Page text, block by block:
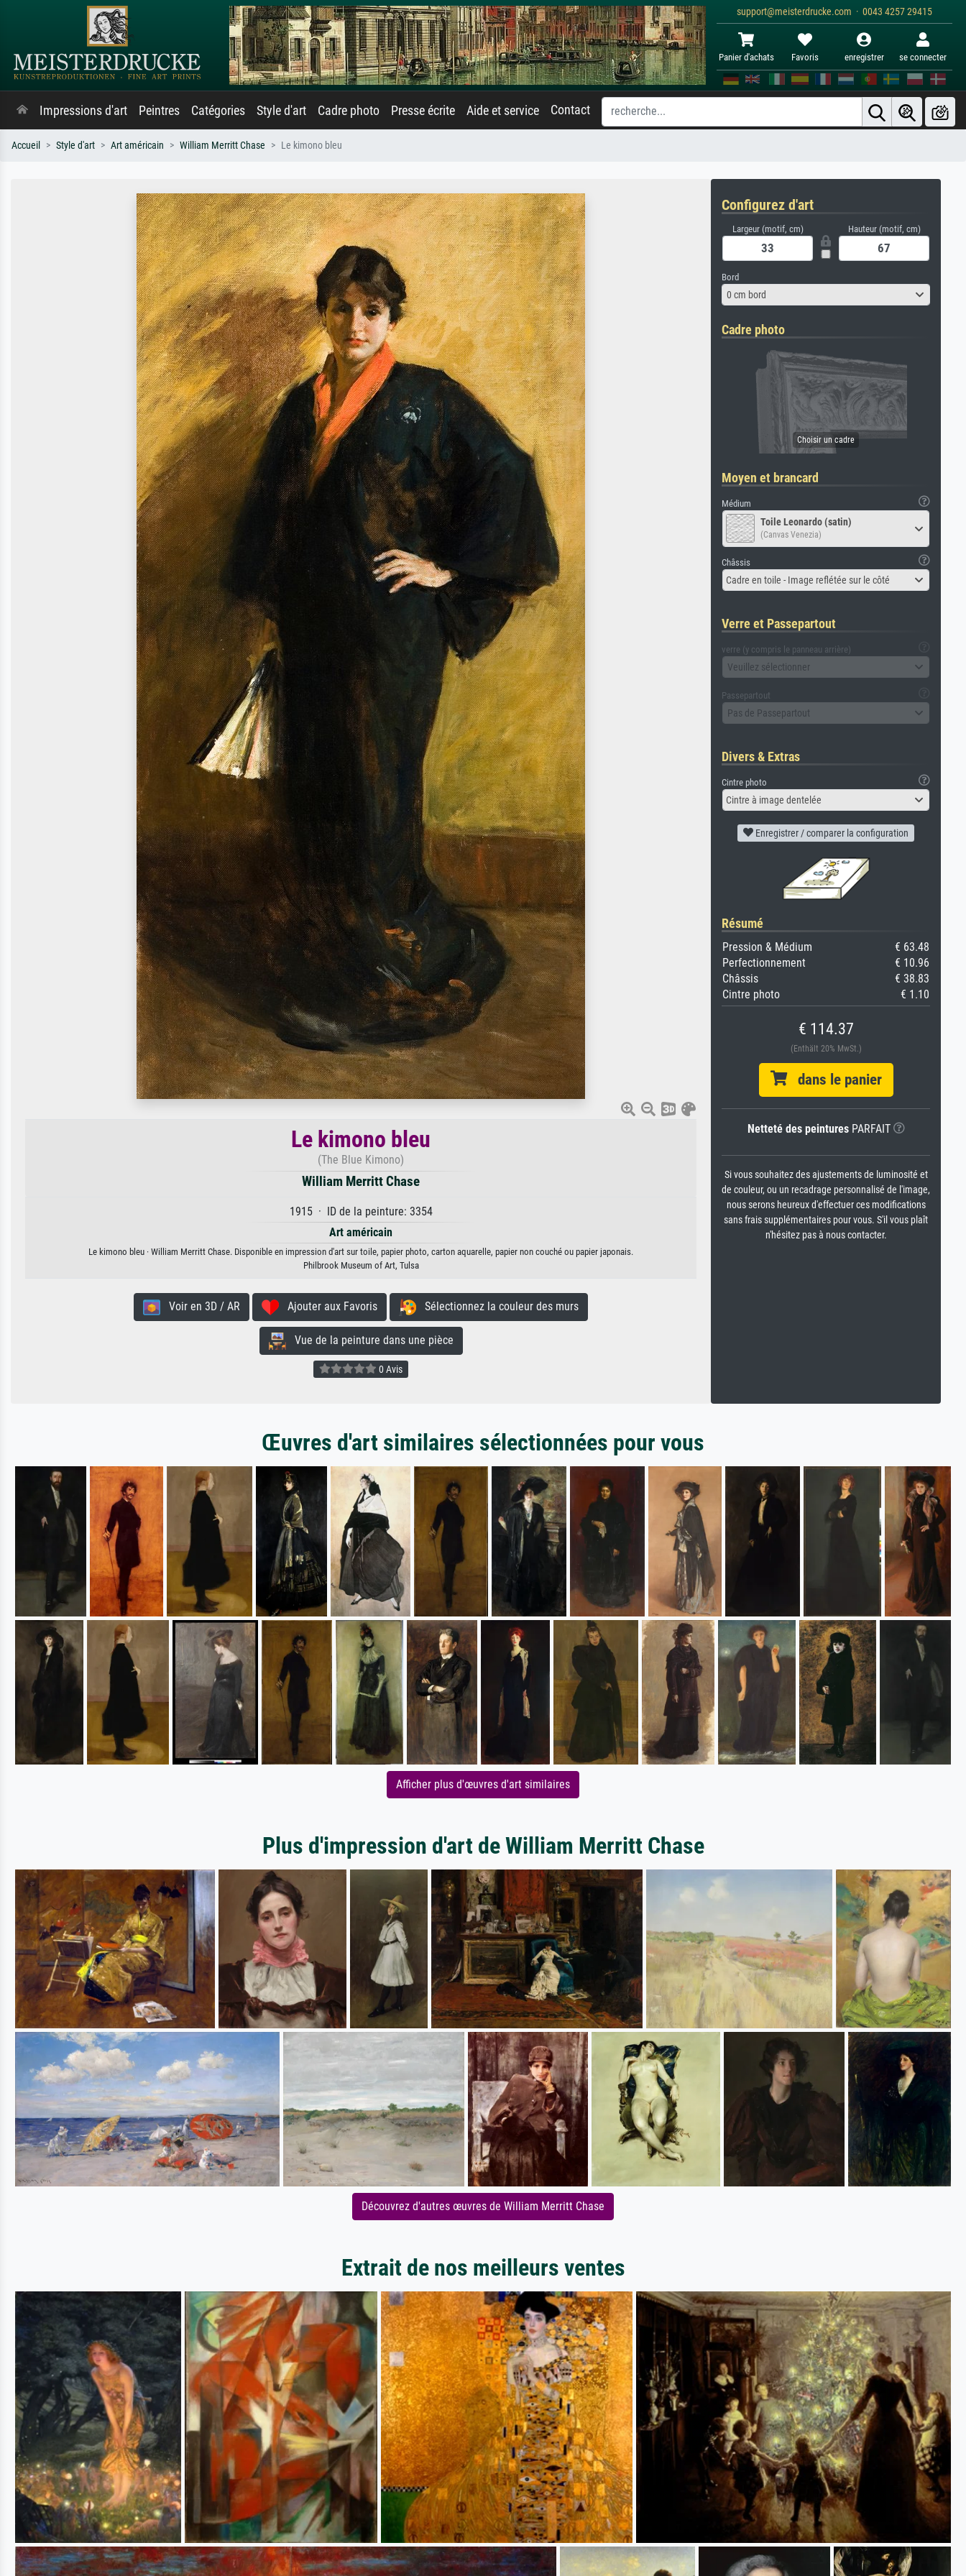
support@meisterdrucke.com · 0043 4257 29415
Panier d'achats Favoris enregistrer se connecter
Impressions d'art Peintres Catégories Style d'art Cadre photo Presse écrite Aide et service Contact
Accueil Style d'art Art américain William Merritt Chase Le kimono bleu
Le kimono bleu
(The Blue Kimono)
William Merritt Chase
1915 · ID de la peinture: 3354
Art américain
Le kimono bleu · William Merritt Chase. Disponible en impression d'art sur toile, papier photo, carton aquarelle, papier non couché ou papier japonais.
Philbrook Museum of Art, Tulsa
Voir en 3D / AR Ajouter aux Favoris Sélectionnez la couleur des murs
Vue de la peinture dans une pièce
0 Avis
Configurez d'art
Largeur (motif, cm) Hauteur (motif, cm)
Bord
0 cm bord
Cadre photo
Moyen et brancard
Médium
Toile Leonardo (satin)
(Canvas Venezia)
Châssis
Cadre en toile - Image reflétée sur le côté
Verre et Passepartout
verre (y compris le panneau arrière)
Veuillez sélectionner
Passepartout
Pas de Passepartout
Divers & Extras
Cintre photo
Cintre à image dentelée
Enregistrer / comparer la configuration
Résumé
Pression & Médium
€ 63.48
Perfectionnement
€ 10.96
Châssis
€ 38.83
Cintre photo
€ 1.10
€ 114.37
(Enthält 20% MwSt.)
dans le panier
Netteté des peinturesPARFAIT
Si vous souhaitez des ajustements de luminosité et
de couleur, ou un recadrage personnalisé de l'image,
nous serons heureux d'effectuer ces modifications
sans frais supplémentaires pour vous. S'il vous plaît
n'hésitez pas à nous contacter.
Œuvres d'art similaires sélectionnées pour vous
Afficher plus d'œuvres d'art similaires
Plus d'impression d'art de William Merritt Chase
Découvrez d'autres œuvres de William Merritt Chase
Extrait de nos meilleurs ventes